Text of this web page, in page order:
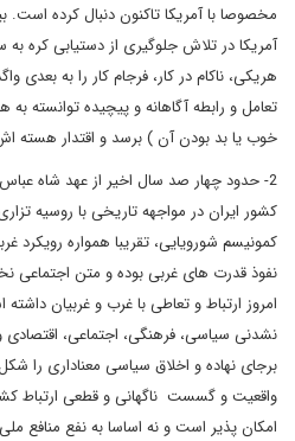
مخصوصا با آمریکا تاکنون دنبال کرده
آمریکا در تلاش جلوگیری از دستیابی کره
هریکی، ناکام در کار، فرجام کار را به بعدی
تعامل و رابطه آگاهانه و پیچیده توانسته
خوب یا بد بودن آن ) برسد و اقتدار هسته
2- حدود چهار صد سال اخیر از عهد شاه
کشور ایران در مواجهه تاریخی با روسیه
کمونیسم شورویایی، تقریبا همواره رویکرد
نفوذ قدرت های غربی بوده و متن اجتماعی
امروز ارتباط و تعاطی با غرب و غربیان
نشدنی سیاسی، فرهنگی، اجتماعی، اقتصادی
برجای نهاده و اخلاق سیاسی معناداری را
واقعیت و گسست ناگهانی و قطعی ارتباط
امکان پذیر است و نه اساسا به نفع منافع